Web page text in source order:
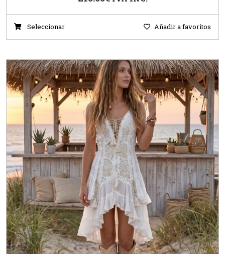
Seleccionar Añadir a favoritos